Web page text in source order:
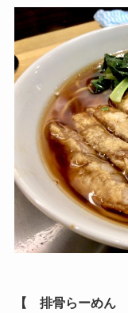
【 排骨らーめん